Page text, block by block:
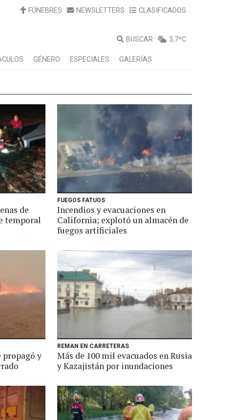
FÚNEBRES NEWSLETTERS CLASIFICADOS
BUSCAR 3,7ºC
GÉNERO ESPECIALES GALERÍAS
de
temporal
FUEGOS FATUOS
Incendios y evacuaciones en
California; explotó un almacén de
fuegos artificiales
propagó y
REMAN EN CARRETERAS
Más de 100 mil evacuados en Rusia
y Kazajistán por inundaciones